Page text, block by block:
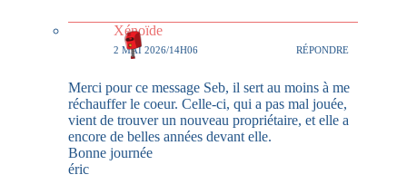
Xénoïde
2 MAI 2026/14H06 RÉPONDRE
Merci pour ce message Seb, il sert au moins à me
réchauffer le coeur. Celle-ci, qui a pas mal jouée,
vient de trouver un nouveau propriétaire, et elle a
encore de belles années devant elle.
Bonne journée
éric